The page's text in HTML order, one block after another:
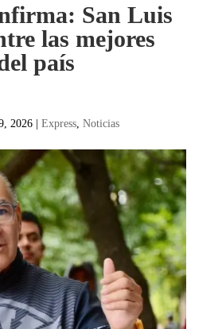
San Luis
las mejores
país
2026| Express, Noticias